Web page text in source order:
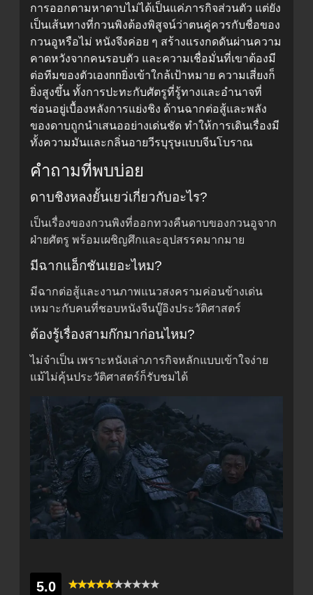
การออกตามหาดาบไม่ได้เป็นแค่ภารกิจส่วนตัว แต่ยัง
เป็นเส้นทางที่กวนพิงต้องพิสูจน์ว่าตนคู่ควรกับชื่อของ
กวนอูหรือไม่ หนังจึงค่อย ๆ สร้างแรงกดดันผ่านความ
คาดหวังจากคนรอบตัว และความเชื่อมั่นที่เขาต้องมี
ต่อทีมของตัวเองnnยิ่งเข้าใกล้เป้าหมาย ความเสี่ยงก็
ยิ่งสูงขึ้น ทั้งการปะทะกับศัตรูที่รู้ทางและอำนาจที่
ซ่อนอยู่เบื้องหลังการแย่งชิง ด้านฉากต่อสู้และพลัง
ของดาบถูกนำเสนออย่างเด่นชัด ทำให้การเดินเรื่องมี
ทั้งความมันและกลิ่นอายวีรบุรุษแบบจีนโบราณ
คำถามที่พบบ่อย
ดาบชิงหลงยั้นเยว่เกี่ยวกับอะไร?
เป็นเรื่องของกวนพิงที่ออกทวงคืนดาบของกวนอูจาก
ฝ่ายศัตรู พร้อมเผชิญศึกและอุปสรรคมากมาย
มีฉากแอ็กชันเยอะไหม?
มีฉากต่อสู้และงานภาพแนวสงครามค่อนข้างเด่น
เหมาะกับคนที่ชอบหนังจีนบู๊อิงประวัติศาสตร์
ต้องรู้เรื่องสามก๊กมาก่อนไหม?
ไม่จำเป็น เพราะหนังเล่าภารกิจหลักแบบเข้าใจง่าย
แม้ไม่คุ้นประวัติศาสตร์ก็รับชมได้
5.0